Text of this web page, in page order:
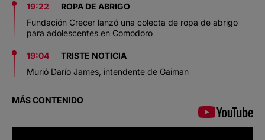
19:22
ROPA DE ABRIGO
Fundación Crecer lanzó una colecta de ropa de abrigo
para adolescentes en Comodoro
19:04
TRISTE NOTICIA
Murió Darío James, intendente de Gaiman
MÁS CONTENIDO